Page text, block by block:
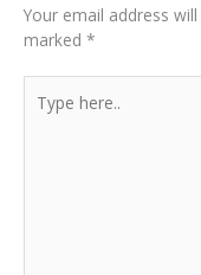
Your email address
marked *
here..